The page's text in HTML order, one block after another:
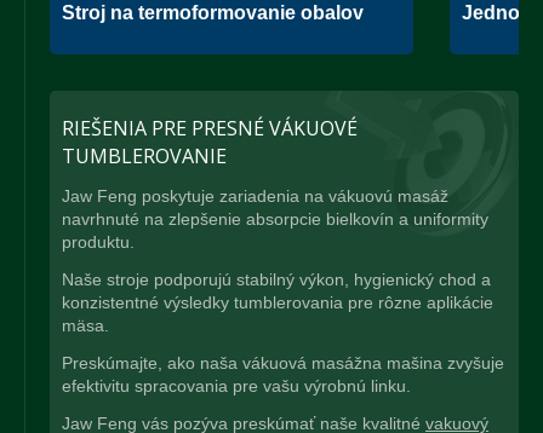
Stroj na termoformovanie obalov
RIEŠENIA PRE PRESNÉ VÁKUOVÉ
TUMBLEROVANIE
Jaw Feng poskytuje zariadenia na vákuovú masáž
navrhnuté na zlepšenie absorpcie bielkovín a uniformity
produktu.
Naše stroje podporujú stabilný výkon, hygienický chod a
konzistentné výsledky tumblerovania pre rôzne aplikácie
mäsa.
Preskúmajte, ako naša vákuová masážna mašina zvyšuje
efektivitu spracovania pre vašu výrobnú linku.
Jaw Feng vás pozýva preskúmať naše kvalitné vakuový